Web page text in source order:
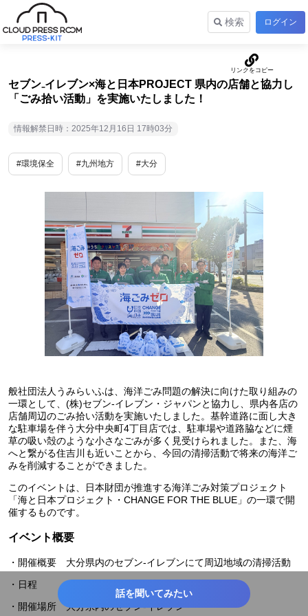
検索 ログイン
セブン₋イレブン×海と日本PROJECT 県内の店舗と協力し
「ごみ拾い活動」を実施いたしました！
情報解禁日時：2025年12月16日 17時03分
#環境保全 #九州地方 #大分
般社団法人うみらいふは、海洋ごみ問題の解決に向けた取り組みの
一環として、(株)セブン‐イレブン・ジャパンと協力し、県内各店の
店舗周辺のごみ拾い活動を実施いたしました。基幹道路に面し大き
な駐車場を伴う大分中央町4丁目店では、駐車場や道路脇などに煙
草の吸い殻のような小さなごみが多く見受けられました。また、海
へと繋がる住吉川も近いことから、今回の清掃活動で将来の海洋ご
みを削減することができました。
このイベントは、日本財団が推進する海洋ごみ対策プロジェクト
「海と日本プロジェクト・CHANGE FOR THE BLUE」の一環で開
催するものです。
イベント概要
・開催概要 大分県内のセブン‐イレブンにて周辺地域の清掃活動
・日程 2025年12月16日(火)
・開催場所 大分県内のセブン-イレブン
話を聞いてみたい